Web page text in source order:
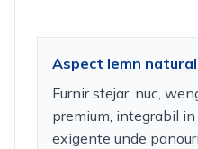
Aspect lemn natural
Furnir stejar, nuc,
premium, integrabil
exigente unde